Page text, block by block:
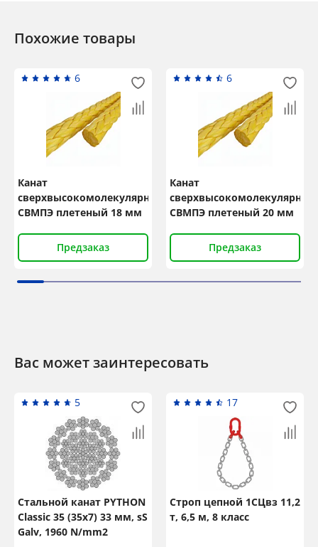
Похожие товары
6
Канат
сверхвысокомолекулярный
СВМПЭ плетеный 18 мм
Предзаказ
6
Канат
сверхвысокомолекулярный
СВМПЭ плетеный 20 мм
Предзаказ
Вас может заинтересовать
5
Стальной канат PYTHON
Classic 35 (35x7) 33 мм, sS
Galv, 1960 N/mm2
17
Строп цепной 1СЦвз 11,2
т, 6,5 м, 8 класс